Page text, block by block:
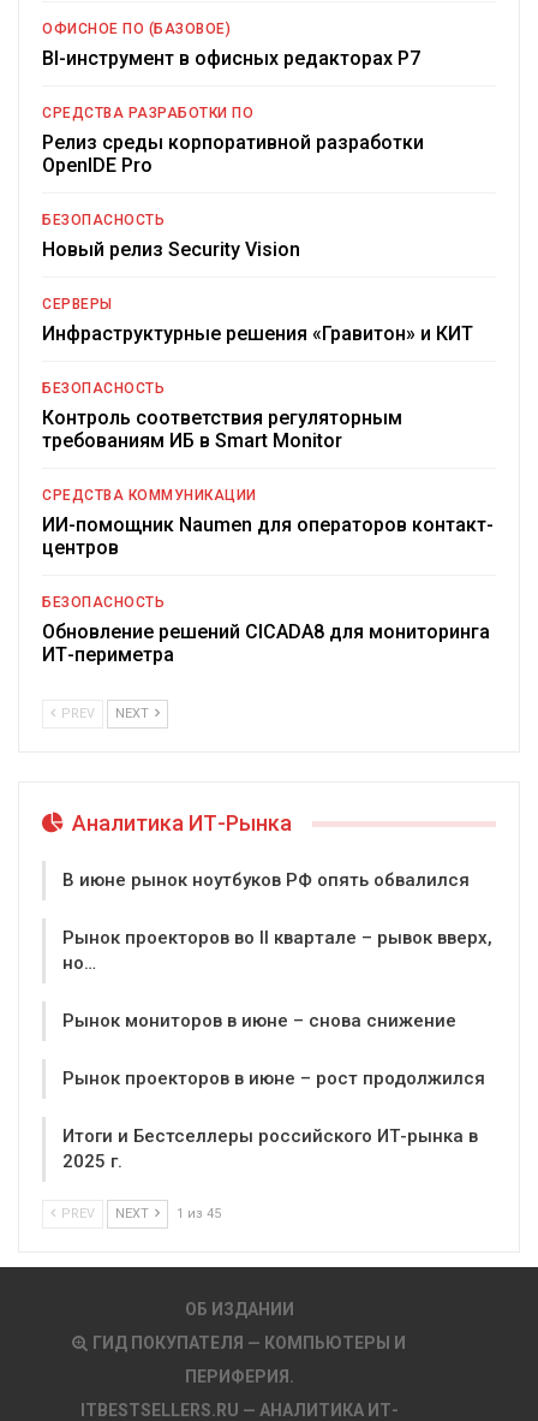
ОФИСНОЕ ПО (БАЗОВОЕ)
BI-инструмент в офисных редакторах Р7
СРЕДСТВА РАЗРАБОТКИ ПО
Релиз среды корпоративной разработки
OpenIDE Pro
БЕЗОПАСНОСТЬ
Новый релиз Security Vision
СЕРВЕРЫ
Инфраструктурные решения «Гравитон» и КИТ
БЕЗОПАСНОСТЬ
Контроль соответствия регуляторным
требованиям ИБ в Smart Monitor
СРЕДСТВА КОММУНИКАЦИИ
ИИ-помощник Naumen для операторов контакт-
центров
БЕЗОПАСНОСТЬ
Обновление решений CICADA8 для мониторинга
ИТ-периметра
PREV NEXT
Аналитика ИТ-Рынка
В июне рынок ноутбуков РФ опять обвалился
Рынок проекторов во II квартале – рывок вверх,
но…
Рынок мониторов в июне – снова снижение
Рынок проекторов в июне – рост продолжился
Итоги и Бестселлеры российского ИТ-рынка в
2025 г.
PREV NEXT 1 из 45
ОБ ИЗДАНИИ
ГИД ПОКУПАТЕЛЯ — КОМПЬЮТЕРЫ И
ПЕРИФЕРИЯ.
ITBESTSELLERS.RU — АНАЛИТИКА ИТ-